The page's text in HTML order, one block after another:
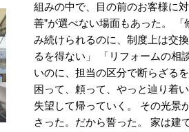
組みの中で、目の前のお客様に
善”が選べない場面もあった。 「
み続けられるのに、制度上は交
るを得ない」 「リフォームの相
いのに、担当の区分で断らざるを
困って、頼って、やっと辿り着い
失望して帰っていく。 その光景
さった。だから誓った。 家は建